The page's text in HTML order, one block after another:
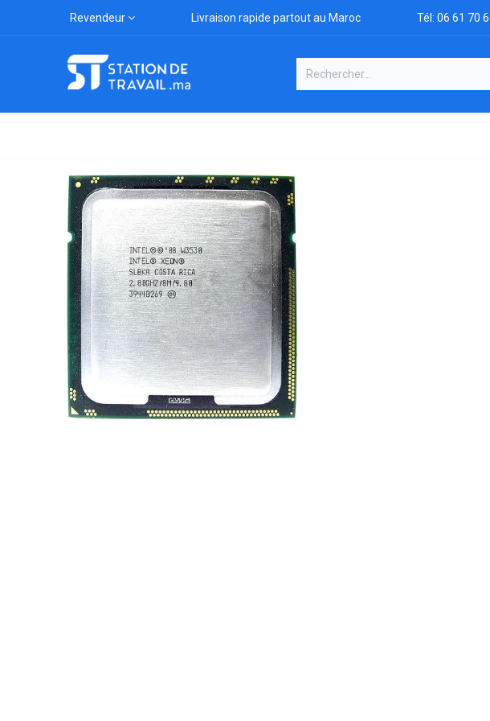
Revendeur Livraison rapide partout au Maroc Tél: 06 61 70